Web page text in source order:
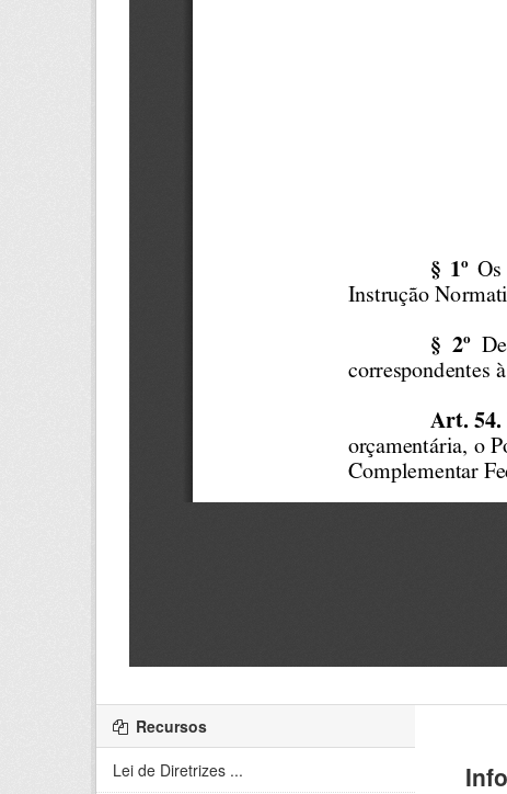
Recursos
Lei de Diretrizes ...